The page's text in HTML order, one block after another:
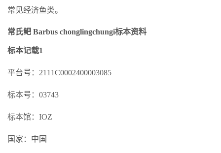
常见经济鱼类。
常氏鲃 Barbus chonglingchungi标本资料
标本记载1
平台号：2111C0002400003085
标本号：03743
标本馆：IOZ
国家：中国